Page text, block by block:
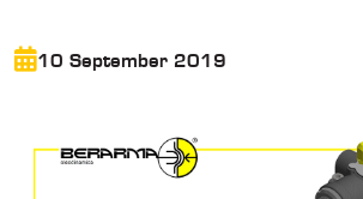
10 September 2019